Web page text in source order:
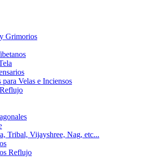
Grimorios
para Velas e Inciensos
Tribal, Vijayshree, Nag, etc...
Reflujo